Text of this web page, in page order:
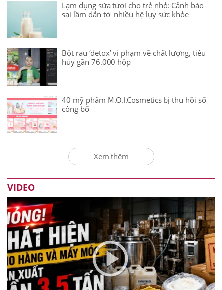
Lạm dụng sữa tươi cho trẻ nhỏ: Cảnh báo
sai lầm dẫn tới nhiều hệ lụy sức khỏe
Bột rau ‘detox’ vi phạm về chất lượng, tiêu
hủy gần 76.000 hộp
40 mỹ phẩm M.O.I.Cosmetics bị thu hồi số
công bố
Xem thêm
VIDEO